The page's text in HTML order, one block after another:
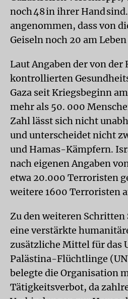
noch 48 in ihrer Hand
angenommen, dass von
Geiseln noch 20 am
Laut Angaben der von der
kontrollierten
Gaza seit Kriegsbeginn
mehr als 50. 000
Zahl lässt sich nicht
und unterscheidet nicht
und Hamas-Kämpfern.
nach eigenen Angaben
etwa 20.000 Terroristen
weitere 1600 Terroristen
Zu den weiteren Schritten
eine verstärkte
zusätzliche Mittel für das
Palästina-Flüchtlinge
belegte die Organisation
Tätigkeitsverbot, da